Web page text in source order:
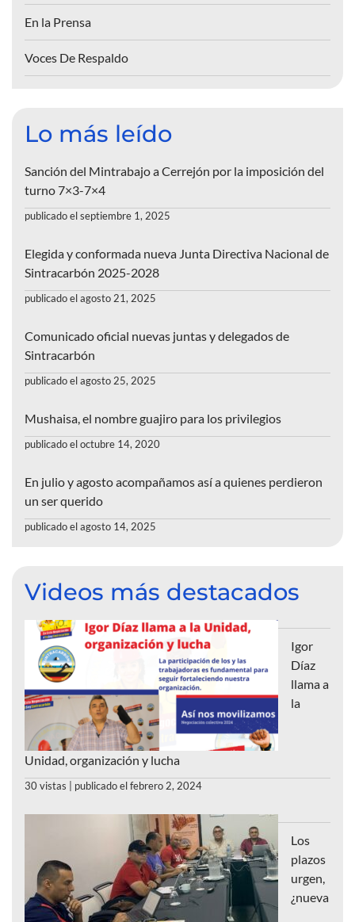
En la Prensa
Voces De Respaldo
Lo más leído
Sanción del Mintrabajo a Cerrejón por la imposición del
turno 7×3-7×4
publicado el septiembre 1, 2025
Elegida y conformada nueva Junta Directiva Nacional de
Sintracarbón 2025-2028
publicado el agosto 21, 2025
Comunicado oficial nuevas juntas y delegados de
Sintracarbón
publicado el agosto 25, 2025
Mushaisa, el nombre guajiro para los privilegios
publicado el octubre 14, 2020
En julio y agosto acompañamos así a quienes perdieron
un ser querido
publicado el agosto 14, 2025
Videos más destacados
Igor
Díaz
llama a
la
Unidad, organización y lucha
30 vistas publicado el febrero 2, 2024
Los
plazos
urgen,
¿nueva